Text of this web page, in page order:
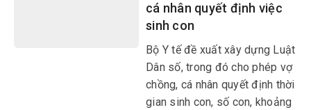
cá nhân quyết định việc
sinh con
Bộ Y tế đề xuất xây dựng Luật
Dân số, trong đó cho phép vợ
chồng, cá nhân quyết định thời
gian sinh con, số con, khoảng